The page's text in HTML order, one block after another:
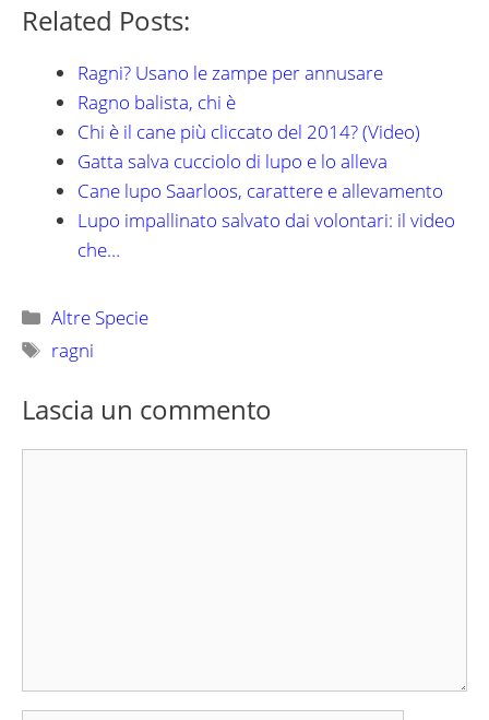
Related Posts:
Ragni? Usano le zampe per annusare
Ragno balista, chi è
Chi è il cane più cliccato del 2014? (Video)
Gatta salva cucciolo di lupo e lo alleva
Cane lupo Saarloos, carattere e allevamento
Lupo impallinato salvato dai volontari: il video
che…
Categorie
Altre Specie
Tag
ragni
Lascia un commento